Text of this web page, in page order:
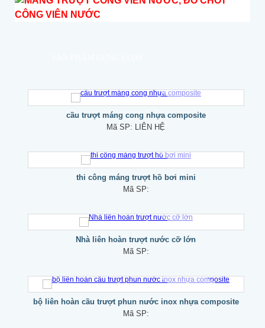
cầu trượt máng cong nhựa composite
Mã SP: LIÊN HỆ
thi công máng trượt hồ bơi mini
Mã SP:
Nhà liên hoàn trượt nước cỡ lớn
Mã SP:
bộ liên hoàn cầu trượt phun nước inox nhựa composite
Mã SP: